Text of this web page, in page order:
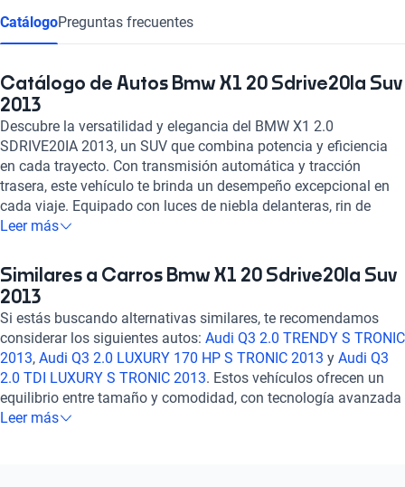
CatálogoPreguntas frecuentes
Catálogo de Autos Bmw X1 20 Sdrive20Ia Suv
2013
Descubre la versatilidad y elegancia del BMW X1 2.0
SDRIVE20IA 2013, un SUV que combina potencia y eficiencia
en cada trayecto. Con transmisión automática y tracción
trasera, este vehículo te brinda un desempeño excepcional en
cada viaje. Equipado con luces de niebla delanteras, rin de
aleación de 17 pulgadas y neumáticos Run Flat, garantiza
2.0 litros y 181 caballos de fuerza te ofrecen una aceleración
estimada de 0 a 100 km/h en 8 segundos. Disfruta de detalles
como los asientos de vinilo, aire acondicionado automático,
control de crucero y sistema de frenos ABS, que hacen de cada
viaje una experiencia placentera y segura. Con una calificación
de 5 estrellas en consumo de combustible y 3 estrellas en
seguridad, el BMW X1 2.0 SDRIVE20IA 2013 es la elección
perfecta para quienes buscan un auto sofisticado y confiable.
¡Haz tuya esta joya automotriz y vive la emoción de conducir
Leer más
Similares a Carros Bmw X1 20 Sdrive20Ia Suv
2013
Si estás buscando alternativas similares, te recomendamos
considerar los siguientes autos: Audi Q3 2.0 TRENDY S TRONIC
2013, Audi Q3 2.0 LUXURY 170 HP S TRONIC 2013 y Audi Q3
2.0 TDI LUXURY S TRONIC 2013. Estos vehículos ofrecen un
equilibrio entre tamaño y comodidad, con tecnología avanzada
y un rendimiento confiable. Explora estas opciones para
Leer más